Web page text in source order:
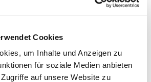
Cookies
um Inhalte und Anzeigen zu
für soziale Medien anbieten
auf unsere Website zu